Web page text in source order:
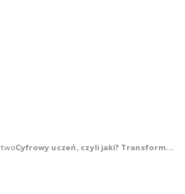
Cyfrowy uczeń, czyli jaki? Transformacja edukacji